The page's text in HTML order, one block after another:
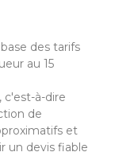
des tarifs
au 15
c'est-à-dire
de
et
un devis fiable